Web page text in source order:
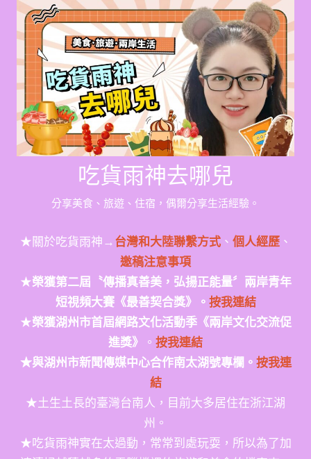
Skip
content
吃貨雨神去哪兒
分享美食、旅遊、住宿，偶爾分享生活經驗。
★關於吃貨雨神→台灣和大陸聯繫方式、 個人經歷、
邀稿注意事項
★榮獲第二屆〝傳播真善美，弘揚正能量〞兩岸青年
短視頻大賽《最善契合獎》。 按我連結
★榮獲湖州市首屆網路文化活動季《兩岸文化交流促
進獎》
。 按我連結
★與湖州市新聞傳媒中心合作南太湖號專欄。 按我連
結
★土生土長的臺灣台南人，目前大多居住在浙江湖
州。
★吃貨雨神實在太過動，常常到處玩耍，所以為了加